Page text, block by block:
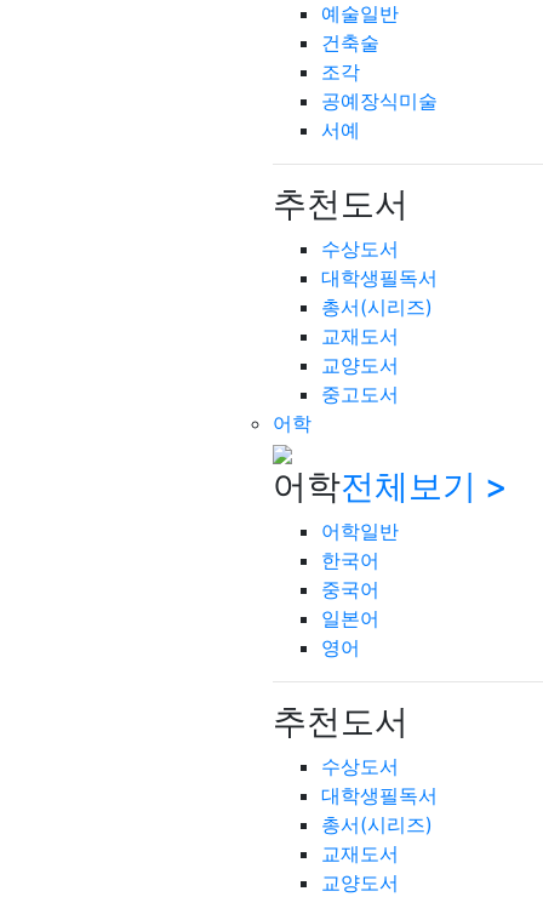
예술일반
건축술
조각
공예장식미술
서예
추천도서
수상도서
대학생필독서
총서(시리즈)
교재도서
교양도서
중고도서
어학
어학전체보기 >
어학일반
한국어
중국어
일본어
영어
추천도서
수상도서
대학생필독서
총서(시리즈)
교재도서
교양도서